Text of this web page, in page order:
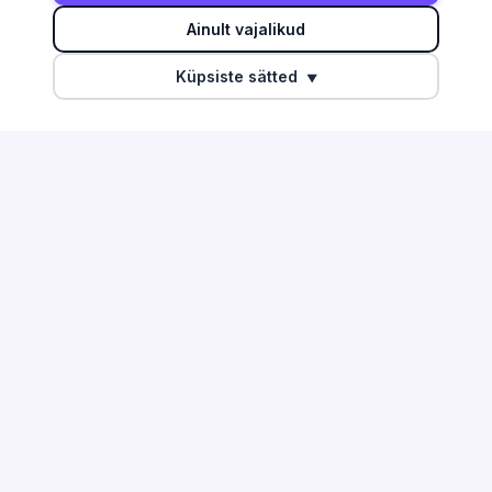
TEGEVUSALAD
Info ja side
Töötlev tööstus
Ainult vajalikud
Küpsiste sätted ▼